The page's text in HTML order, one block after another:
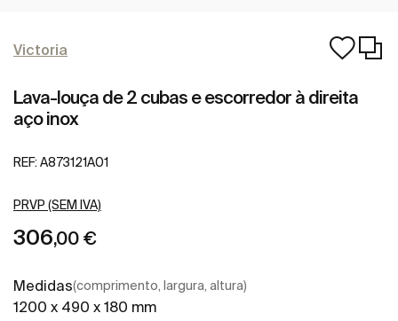
Victoria
Lava-louça de 2 cubas e escorredor à direita
aço inox
REF: A873121A01
PRVP (SEM IVA)
306,00 €
Medidas(comprimento, largura, altura)
1200 x 490 x 180 mm